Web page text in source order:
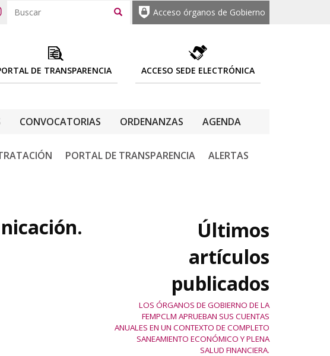
Acceso órganos de Gobierno
ACCESO SEDE ELECTRÓNICA
DE TRANSPARENCIA
CONVOCATORIAS ORDENANZAS AGENDA
PORTAL DE TRANSPARENCIA ALERTAS
Últimos
artículos
publicados
LOS ÓRGANOS DE GOBIERNO DE LA
FEMPCLM APRUEBAN SUS CUENTAS
ANUALES EN UN CONTEXTO DE COMPLETO
SANEAMIENTO ECONÓMICO Y PLENA
SALUD FINANCIERA.